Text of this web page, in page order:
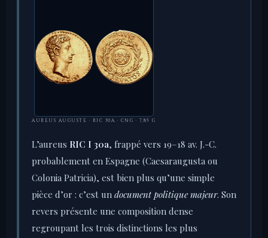
AUREUS AUGUSTE · RIC 30A · CNG · 7,85 G
L’aureus RIC I 30a, frappé vers 19–18 av. J.-C.
probablement en Espagne (Caesaraugusta ou
Colonia Patricia), est bien plus qu’une simple
pièce d’or : c’est un document politique majeur. Son
revers présente une composition dense
regroupant les trois distinctions les plus